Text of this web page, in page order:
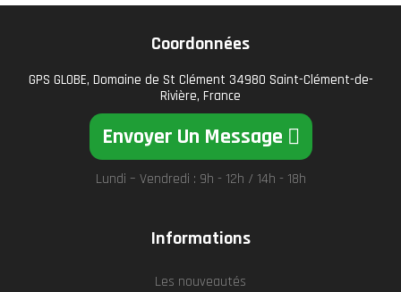
Coordonnées
GPS GLOBE, Domaine de St Clément 34980 Saint-Clément-de-
Rivière, France
Envoyer Un Message
Lundi – Vendredi : 9h - 12h / 14h - 18h
Informations
Les nouveautés